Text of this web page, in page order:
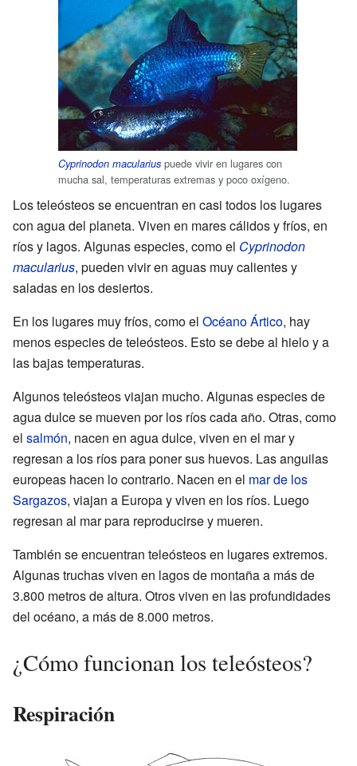
Cyprinodon macularius puede vivir en lugares con
mucha sal, temperaturas extremas y poco oxígeno.
Los teleósteos se encuentran en casi todos los lugares
con agua del planeta. Viven en mares cálidos y fríos, en
ríos y lagos. Algunas especies, como el Cyprinodon
macularius, pueden vivir en aguas muy calientes y
saladas en los desiertos.
En los lugares muy fríos, como el Océano Ártico, hay
menos especies de teleósteos. Esto se debe al hielo y a
las bajas temperaturas.
Algunos teleósteos viajan mucho. Algunas especies de
agua dulce se mueven por los ríos cada año. Otras, como
el salmón, nacen en agua dulce, viven en el mar y
regresan a los ríos para poner sus huevos. Las anguilas
europeas hacen lo contrario. Nacen en el mar de los
Sargazos, viajan a Europa y viven en los ríos. Luego
regresan al mar para reproducirse y mueren.
También se encuentran teleósteos en lugares extremos.
Algunas truchas viven en lagos de montaña a más de
3.800 metros de altura. Otros viven en las profundidades
del océano, a más de 8.000 metros.
¿Cómo funcionan los teleósteos?
Respiración